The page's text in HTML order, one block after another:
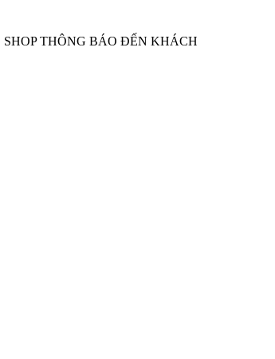
THÔNG BÁO ĐẾN KHÁCH